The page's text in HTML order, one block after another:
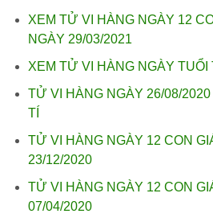
XEM TỬ VI HÀNG NGÀY 12
NGÀY 29/03/2021
XEM TỬ VI HÀNG NGÀY TUỔI
TỬ VI HÀNG NGÀY 26/08/2020
TÍ
TỬ VI HÀNG NGÀY 12 CON
23/12/2020
TỬ VI HÀNG NGÀY 12 CON
07/04/2020